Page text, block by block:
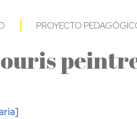
PROYECTO
]